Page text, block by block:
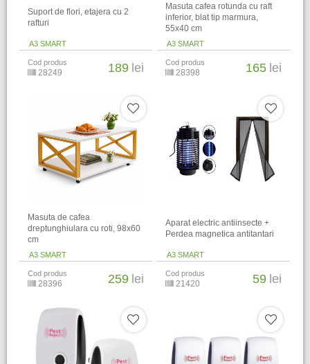
Suport de flori, etajera cu 2
rafturi
A3 SMART
Cod produs
28249 189 lei
Masuta cafea rotunda cu raft
inferior, blat tip marmura,
55x40 cm
A3 SMART
Cod produs
28398 165 lei
Masuta de cafea
dreptunghiulara cu roti, 98x60
cm
A3 SMART
Cod produs
28396 259 lei
Aparat electric antiinsecte +
Perdea magnetica antitantari
A3 SMART
Cod produs
21420 59 lei